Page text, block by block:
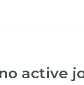
active